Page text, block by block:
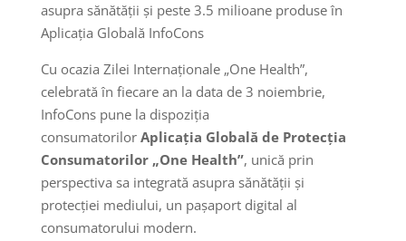
asupra sănătății și peste 3.5 milioane produse în
Aplicația Globală InfoCons
Cu ocazia Zilei Internaționale „One Health”,
celebrată în fiecare an la data de 3 noiembrie,
InfoCons pune la dispoziția
consumatorilor Aplicația Globală de Protecția
Consumatorilor „One Health”, unică prin
perspectiva sa integrată asupra sănătății și
protecției mediului, un pașaport digital al
consumatorului modern.